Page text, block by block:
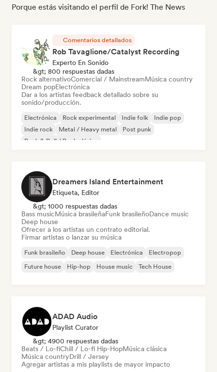
Porque estás visitando el perfil de Fork! The News
Comentarios detallados
Rob Tavaglione/Catalyst Recording
Experto En Sonido
&gt; 800 respuestas dadas
Rock alternativoComercial / MainstreamMúsica country
Dream popElectrónica
Dar a los artistas feedback detallado sobre su
sonido/producción.
Electrónica Rock experimental Indie folk
Indie pop
Indie rock
Metal / Heavy metal
Post punk
Rock & Roll / Rock clásico
Dreamers Island Entertainment
Etiqueta, Editor
&gt; 1000 respuestas dadas
Bass musicMúsica brasileñaFunk brasileñoDance music
Deep house
Ofrecer a los artistas un contrato editorial.
Firmar artistas o lanzar su música
Funk brasileño Deep house Electrónica
Electropop
Future house
Hip-hop House music Tech House
ADAD Audio
Playlist Curator
&gt; 4900 respuestas dadas
Beats / Lo-fiChill / Lo-fi Hip-HopMúsica clásica
Música countryDrill / Jersey
Agregar artistas a mis playlists de mayor impacto